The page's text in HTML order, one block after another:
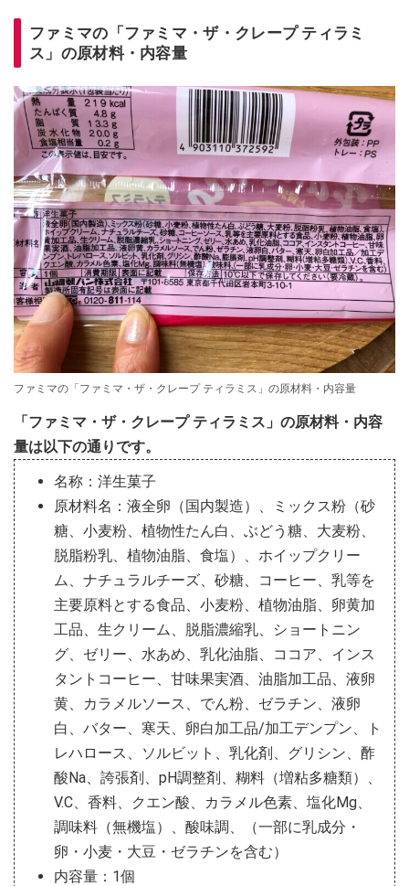
ファミマの「ファミマ・ザ・クレープ ティラミ
ス」の原材料・内容量
ファミマの「ファミマ・ザ・クレープ ティラミス」の原材料・内容量
「ファミマ・ザ・クレープ ティラミス」の原材料・内容
量は以下の通りです。
名称：洋生菓子
原材料名：液全卵（国内製造）、ミックス粉（砂
糖、小麦粉、植物性たん白、ぶどう糖、大麦粉、
脱脂粉乳、植物油脂、食塩）、ホイップクリー
ム、ナチュラルチーズ、砂糖、コーヒー、乳等を
主要原料とする食品、小麦粉、植物油脂、卵黄加
工品、生クリーム、脱脂濃縮乳、ショートニン
グ、ゼリー、水あめ、乳化油脂、ココア、インス
タントコーヒー、甘味果実酒、油脂加工品、液卵
黄、カラメルソース、でん粉、ゼラチン、液卵
白、バター、寒天、卵白加工品/加工デンプン、ト
レハロース、ソルビット、乳化剤、グリシン、酢
酸Na、誇張剤、pH調整剤、糊料（増粘多糖類）、
V.C、香料、クエン酸、カラメル色素、塩化Mg、
調味料（無機塩）、酸味調、（一部に乳成分・
卵・小麦・大豆・ゼラチンを含む）
内容量：1個